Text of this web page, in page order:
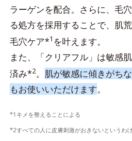
ラーゲンを配合。さらに、毛
る処方を採用することで、肌
毛穴ケア*1 を叶えます。
また、「クリアフル」は敏感
済み*2。 肌が敏感に傾きがち
もお使いいただけます。
*1キメを整えることによる
*2すべての人に皮膚刺激がおきないというわ